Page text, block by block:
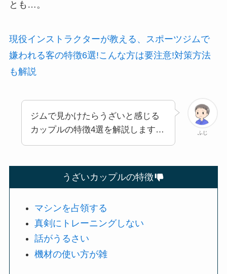
とも…。
現役インストラクターが教える、スポーツジムで
嫌われる客の特徴6選!こんな方は要注意!対策方法
も解説
ふじ
ジムで見かけたらうざいと感じる
カップルの特徴4選を解説します…
うざいカップルの特徴
マシンを占領する
真剣にトレーニングしない
話がうるさい
機材の使い方が雑